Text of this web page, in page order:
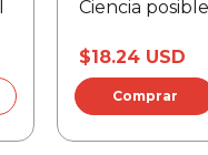
Ciencia
$18.24 USD